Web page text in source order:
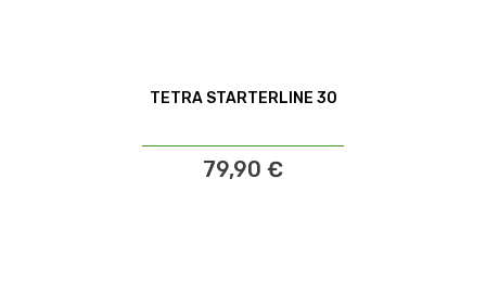
TETRA STARTERLINE 30
79,90 €